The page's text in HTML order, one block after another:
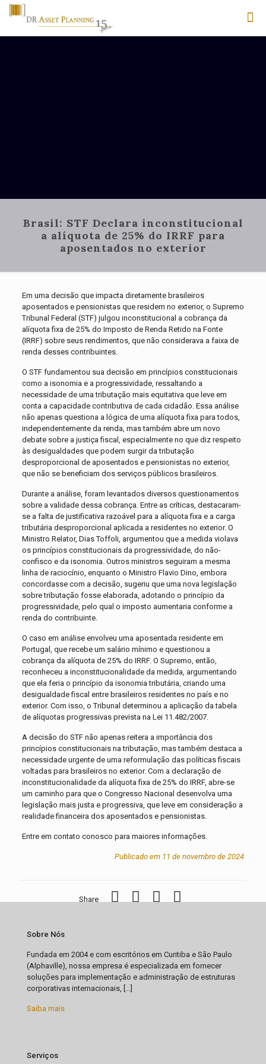
Brasil: STF Declara inconstitucional
a alíquota de 25% do IRRF para
aposentados no exterior
Em uma decisão que impacta diretamente brasileiros
aposentados e pensionistas que residem no exterior, o Supremo
Tribunal Federal (STF) julgou inconstitucional a cobrança da
alíquota fixa de 25% do Imposto de Renda Retido na Fonte
(IRRF) sobre seus rendimentos, que não considerava a faixa de
renda desses contribuintes.
O STF fundamentou sua decisão em princípios constitucionais
como a isonomia e a progressividade, ressaltando a
necessidade de uma tributação mais equitativa que leve em
conta a capacidade contributiva de cada cidadão. Essa análise
não apenas questiona a lógica de uma alíquota fixa para todos,
independentemente da renda, mas também abre um novo
debate sobre a justiça fiscal, especialmente no que diz respeito
às desigualdades que podem surgir da tributação
desproporcional de aposentados e pensionistas no exterior,
que não se beneficiam dos serviços públicos brasileiros.
Durante a análise, foram levantados diversos questionamentos
sobre a validade dessa cobrança. Entre as críticas, destacaram-
se a falta de justificativa razoável para a alíquota fixa e a carga
tributária desproporcional aplicada a residentes no exterior. O
Ministro Relator, Dias Toffoli, argumentou que a medida violava
os princípios constitucionais da progressividade, do não-
confisco e da isonomia. Outros ministros seguiram a mesma
linha de raciocínio, enquanto o Ministro Flavio Dino, embora
concordasse com a decisão, sugeriu que uma nova legislação
sobre tributação fosse elaborada, adotando o princípio da
progressividade, pelo qual o imposto aumentaria conforme a
renda do contribuinte.
O caso em análise envolveu uma aposentada residente em
Portugal, que recebe um salário mínimo e questionou a
cobrança da alíquota de 25% do IRRF. O Supremo, então,
reconheceu a inconstitucionalidade da medida, argumentando
que ela feria o princípio da isonomia tributária, criando uma
desigualdade fiscal entre brasileiros residentes no país e no
exterior. Com isso, o Tribunal determinou a aplicação da tabela
de alíquotas progressivas prevista na Lei 11.482/2007.
A decisão do STF não apenas reitera a importância dos
princípios constitucionais na tributação, mas também destaca a
necessidade urgente de uma reformulação das políticas fiscais
voltadas para brasileiros no exterior. Com a declaração de
inconstitucionalidade da alíquota fixa de 25% do IRRF, abre-se
um caminho para que o Congresso Nacional desenvolva uma
legislação mais justa e progressiva, que leve em consideração a
realidade financeira dos aposentados e pensionistas.
Entre em contato conosco para maiores informações.
Publicado em 11 de novembro de 2024
Share
Sobre Nós
Fundada em 2004 e com escritórios em Curitiba e São Paulo
(Alphaville), nossa empresa é especializada em fornecer
soluções para implementação e administração de estruturas
corporativas internacionais, [...]
Saiba mais
Serviços